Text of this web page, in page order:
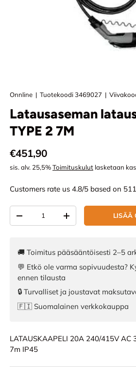
Onnline | Tuotekoodi3469027 |
Latausaseman
TYPE 2 7M
Normaali hinta
€451,90
sis. alv. 25,5%Toimituskulut lasketaan
Customers rate us 4.8/5 based on
VÄHENNÄ MÄÄRÄÄLISÄÄ MÄÄRÄÄLISÄÄ
🚚 Toimitus pääsääntöisesti 2–5
💬 Etkö ole varma sopivuudesta?
ennen tilausta
🔒 Turvalliset ja joustavat
🇫🇮 Suomalainen verkkokauppa
LATAUSKAAPELI 20A 240/415V AC
7m IP45